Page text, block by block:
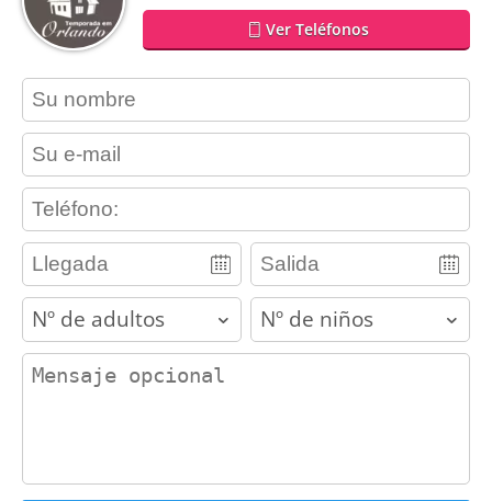
Ver Teléfonos
contact_name
contact_email
contact_phone
adults children
contact_message